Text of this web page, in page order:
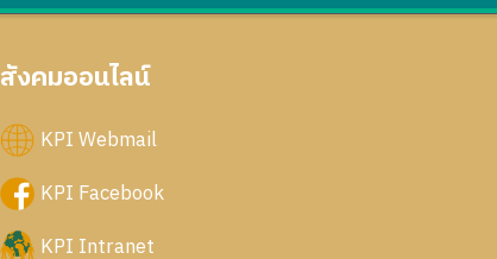
สังคมออนไลน์
KPI Webmail
KPI Facebook
KPI Intranet